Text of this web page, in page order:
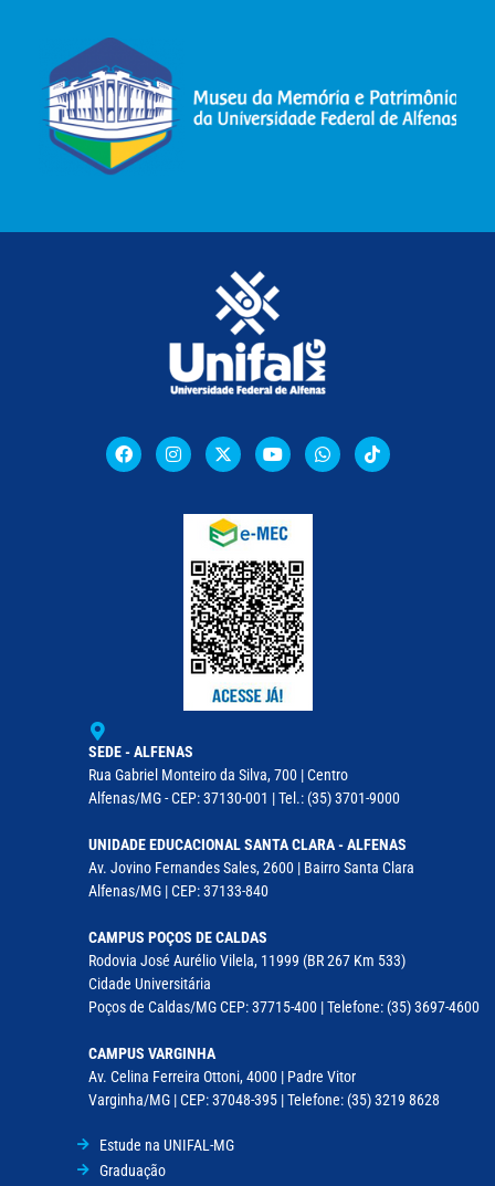
SEDE - ALFENAS
Rua Gabriel Monteiro da Silva, 700 | Centro
Alfenas/MG - CEP: 37130-001 | Tel.: (35) 3701-9000
UNIDADE EDUCACIONAL SANTA CLARA - ALFENAS
Av. Jovino Fernandes Sales, 2600 | Bairro Santa Clara
Alfenas/MG | CEP: 37133-840
CAMPUS POÇOS DE CALDAS
Rodovia José Aurélio Vilela, 11999 (BR 267 Km 533)
Cidade Universitária
Poços de Caldas/MG CEP: 37715-400 | Telefone: (35) 3697-4600
CAMPUS VARGINHA
Av. Celina Ferreira Ottoni, 4000 | Padre Vitor
Varginha/MG | CEP: 37048-395 | Telefone: (35) 3219 8628
Estude na UNIFAL-MG
Graduação